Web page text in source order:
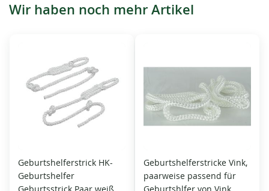
Wir haben noch mehr Artikel
Geburtshelferstrick HK-
Geburtshelfer
Geburtshelferstricke Vink,
paarweise passend für